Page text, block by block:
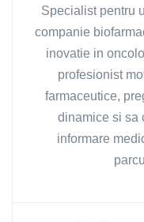
Specialist pentru
companie
inovatie in
profesionist
farmaceutice,
dinamice si sa
informare